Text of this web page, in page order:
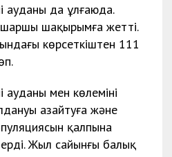
ауданы да ұлғаюда.
шаршы шақырымға жетті.
көрсеткіштен 111
ауданы мен көлемінің
азайтуға және
қалпына
Жыл сайынғы балық